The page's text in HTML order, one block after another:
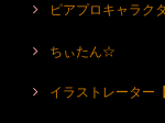
ピアプロキャラク
ちぃたん☆
イラストレーター